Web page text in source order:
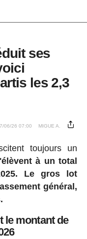
ses
les 2,3
06/26 07:00 MIGUE A.
toujours un
à un total
Le gros lot
général,
le montant de